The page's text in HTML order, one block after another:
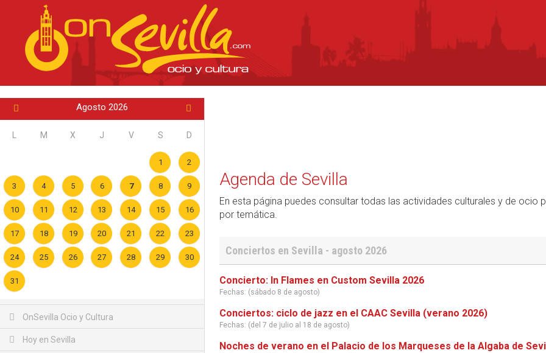
Agosto 2026
M X J V S D
1 2
3 4 5 6 7 8 9
10 11 12 13 14 15 16
17 18 19 20 21 22 23
24 25 26 27 28 29 30
31
OnSevilla Ocio y Cultura
Hoy en Sevilla
Agenda de Sevilla
En esta página puedes consultar todas las actividades culturales y de ocio
por temática.
Conciertos en Sevilla - agosto 2026
Concierto: In Flames en Custom Sevilla 2026
Fechas: (sábado 8 de agosto)
Conciertos: ciclo de jazz en el CAAC Sevilla (verano 2026)
Fechas: (del 7 de julio al 18 de agosto)
Noches de verano en el Palacio de los Marqueses de la Algaba de